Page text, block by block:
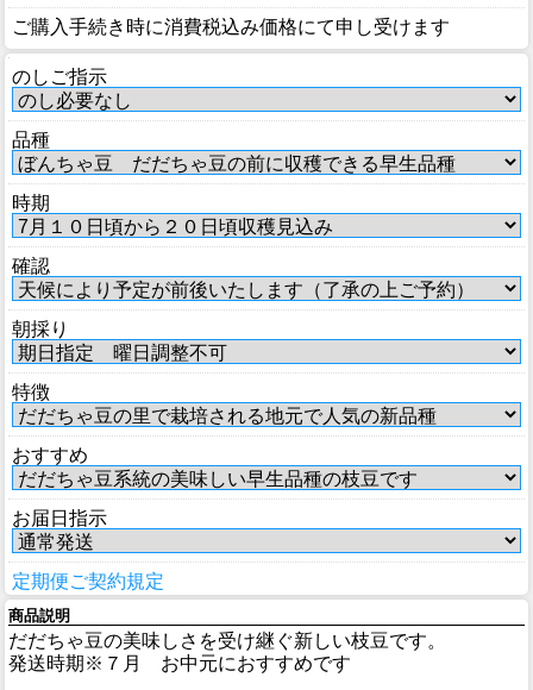
ご購入手続き時に消費税込み価格にて申し受けます
のしご指示
品種
時期
確認
朝採り
特徴
おすすめ
お届日指示
定期便ご契約規定
商品説明
だだちゃ豆の美味しさを受け継ぐ新しい枝豆です。
発送時期※７月 お中元におすすめです